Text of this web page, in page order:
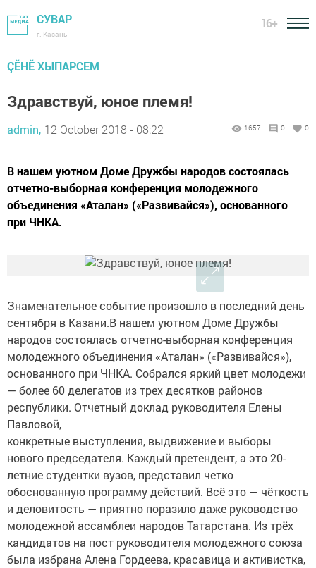
СУВАР
г. Казань
16+
ÇӖНӖ ХЫПАРСЕМ
Здравствуй, юное племя!
admin, 12 October 2018 - 08:22 1657 0 0
В нашем уютном Доме Дружбы народов состоялась
отчетно-выборная конференция молодежного
объединения «Аталан» («Развивайся»), основанного
при ЧНКА.
Знаменательное событие произошло в последний день
сентября в Казани.В нашем уютном Доме Дружбы
народов состоялась отчетно-выборная конференция
молодежного объединения «Аталан» («Развивайся»),
основанного при ЧНКА. Собрался яркий цвет молодежи
— более 60 делегатов из трех десятков районов
республики. Отчетный доклад руководителя Елены
Павловой,
конкретные выступления, выдвижение и выборы
нового председателя. Каждый претендент, а это 20-
летние студентки вузов, представил четко
обоснованную программу действий. Всё это — чёткость
и деловитость — приятно поразило даже руководство
молодежной ассамблеи народов Татарстана. Из трёх
кандидатов на пост руководителя молодежного союза
была избрана Алена Гордеева, красавица и активистка,